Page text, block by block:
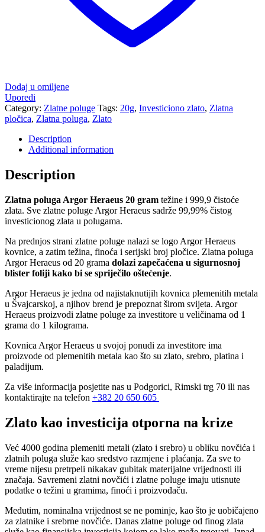
Dodaj u omiljene
Uporedi
Category: Zlatne poluge Tags: 20g, Investiciono zlato, Zlatna
pločica, Zlatna poluga, Zlato
Description
Additional information
Description
Zlatna poluga Argor Heraeus 20 gram težine i 999,9 čistoće
zlata. Sve zlatne poluge Argor Heraeus sadrže 99,99% čistog
investicionog zlata u polugama.
Na prednjos strani zlatne poluge nalazi se logo Argor Heraeus
kovnice, a zatim težina, finoća i serijski broj pločice. Zlatna poluga
Argor Heraeus od 20 grama dolazi zapečaćena u sigurnosnoj
blister foliji kako bi se spriječilo oštećenje.
Argor Heraeus je jedna od najistaknutijih kovnica plemenitih metala
u Švajcarskoj, a njihov brend je prepoznat širom svijeta. Argor
Heraeus proizvodi zlatne poluge za investitore u veličinama od 1
grama do 1 kilograma.
Kovnica Argor Heraeus u svojoj ponudi za investitore ima
proizvode od plemenitih metala kao što su zlato, srebro, platina i
paladijum.
Za više informacija posjetite nas u Podgorici, Rimski trg 70 ili nas
kontaktirajte na telefon +382 20 650 605
Zlato kao investicija otporna na krize
Već 4000 godina plemeniti metali (zlato i srebro) u obliku novčića i
zlatnih poluga služe kao sredstvo razmjene i plaćanja. Za sve to
vreme nijesu pretrpeli nikakav gubitak materijalne vrijednosti ili
značaja. Savremeni zlatni novčići i zlatne poluge imaju utisnute
podatke o težini u gramima, finoći i proizvođaču.
Međutim, nominalna vrijednost se ne pominje, kao što je uobičajeno
za zlatnike i srebrne novčiće. Danas zlatne poluge od finog zlata